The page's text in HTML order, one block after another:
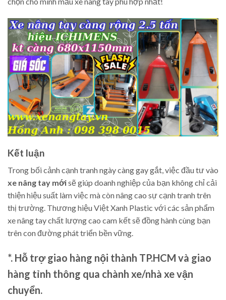
Kết luận
Trong bối cảnh cạnh tranh ngày càng gay gắt, việc đầu tư vào
xe nâng tay mớisẽ giúp doanh nghiệp của bạn không chỉ cải
thiện hiệu suất làm việc mà còn nâng cao sự cạnh tranh trên
thị trường. Thương hiệu Việt Xanh Plastic với các sản phẩm
xe nâng tay chất lượng cao cam kết sẽ đồng hành cùng bạn
trên con đường phát triển bền vững.
*. Hỗ trợ giao hàng nội thành TP.HCM và giao
hàng tỉnh thông qua chành xe/nhà xe vận
chuyển.